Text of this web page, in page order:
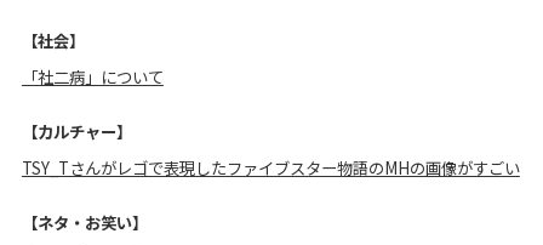
【社会】
「社二病」について
【カルチャー】
TSY_Tさんがレゴで表現したファイブスター物語のMHの画像がすごい
【ネタ・お笑い】